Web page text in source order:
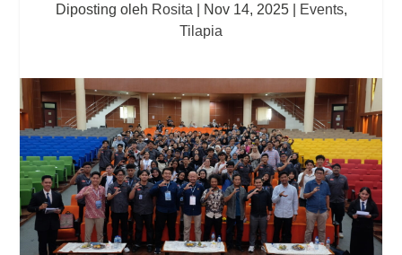
Diposting oleh Rosita Nov 14, 2025| Events,
Tilapia